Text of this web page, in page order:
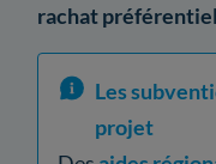
rachat
Les
projet